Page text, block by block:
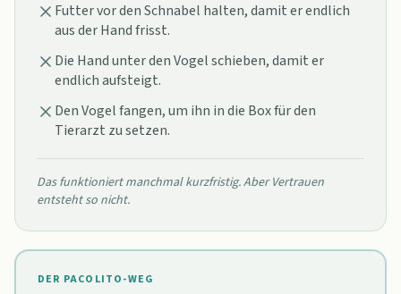
Futter vor den Schnabel halten, damit er endlich
aus der Hand frisst.
Die Hand unter den Vogel schieben, damit er
endlich aufsteigt.
Den Vogel fangen, um ihn in die Box für den
Tierarzt zu setzen.
Das funktioniert manchmal kurzfristig. Aber Vertrauen
entsteht so nicht.
DER PACOLITO-WEG